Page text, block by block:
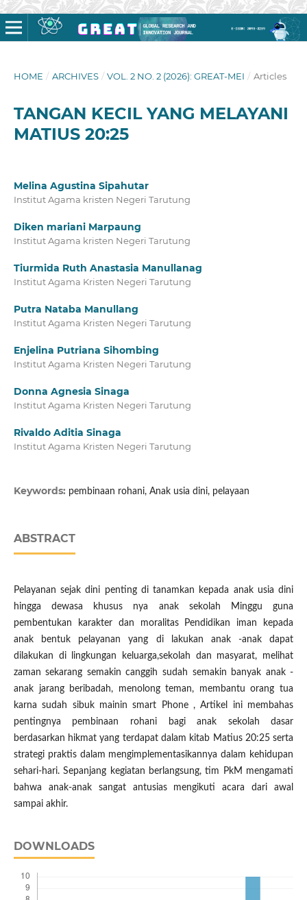
HOME / ARCHIVES / VOL. 2 NO. 2 (2026): GREAT-MEI / Articles
TANGAN KECIL YANG MELAYANI
MATIUS 20:25
Melina Agustina Sipahutar
Institut Agama kristen Negeri Tarutung
Diken mariani Marpaung
Institut Agama kristen Negeri Tarutung
Tiurmida Ruth Anastasia Manullanag
Institut Agama Kristen Negeri Tarutung
Putra Nataba Manullang
Institut Agama Kristen Negeri Tarutung
Enjelina Putriana Sihombing
Institut Agama Kristen Negeri Tarutung
Donna Agnesia Sinaga
Institut Agama Kristen Negeri Tarutung
Rivaldo Aditia Sinaga
Institut Agama Kristen Negeri Tarutung
Keywords: pembinaan rohani, Anak usia dini, pelayaan
ABSTRACT
Pelayanan sejak dini penting di tanamkan kepada anak usia dini
hingga dewasa khusus nya anak sekolah Minggu guna
pembentukan karakter dan moralitas Pendidikan iman kepada
anak bentuk pelayanan yang di lakukan anak -anak dapat
dilakukan di lingkungan keluarga,sekolah dan masyarat, melihat
zaman sekarang semakin canggih sudah semakin banyak anak -
anak jarang beribadah, menolong teman, membantu orang tua
karna sudah sibuk mainin smart Phone , Artikel ini membahas
pentingnya pembinaan rohani bagi anak sekolah dasar
berdasarkan hikmat yang terdapat dalam kitab Matius 20:25 serta
strategi praktis dalam mengimplementasikannya dalam kehidupan
sehari-hari. Sepanjang kegiatan berlangsung, tim PkM mengamati
bahwa anak-anak sangat antusias mengikuti acara dari awal
sampai akhir.
DOWNLOADS